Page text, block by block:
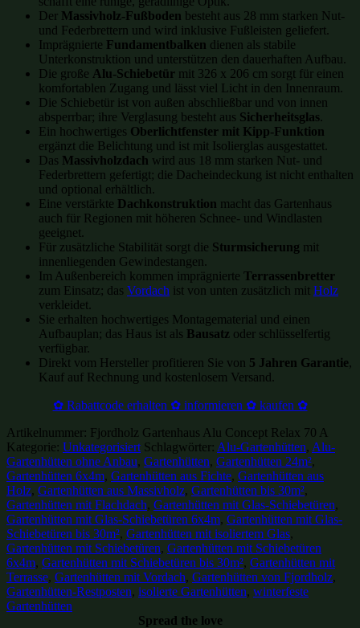
Der Massivholz-Fußboden besteht aus 28 mm starken Nut-
und Federbrettern und wird inklusive Fußleisten geliefert.
Imprägnierte Fundamentbalken dienen als stabile
Unterkonstruktion und unterstützen den dauerhaften Aufbau.
Die große Alu-Schiebetür mit 326 x 206 cm sorgt für einen
komfortablen Zugang und lässt viel Licht in den Innenraum.
Die Schiebetür ist von außen abschließbar und von innen
absperrbar; ihre Verglasung besteht aus Sicherheitsglas.
Ein hochwertiges Oberlichtfenster mit Kipp-Funktion
ergänzt die Belichtung und ist mit Isolierglas ausgestattet.
Das Massivholzdach wird aus 18 mm starken Nut- und
Federbrettern gefertigt; die Dacheindeckung ist nicht enthalten
und optional erhältlich.
Eine verstärkte Dachkonstruktion macht das Gartenhaus
auch für Regionen mit höheren Schnee- und Windlasten
geeignet.
Für zusätzliche Stabilität sorgt die Sturmsicherung mit
innenliegenden Gewindestangen.
Im Außenbereich kommen imprägnierte Terrassenbretter
zum Einsatz; das Vordach ist von unten zusätzlich mit Holz
verkleidet.
Sie erhalten hochwertiges Montagematerial und einen
Aufbauplan; das Haus ist als Bausatz oder schlüsselfertig
verfügbar.
Direkt vom Hersteller profitieren Sie von 5 Jahren Garantie,
Kauf auf Rechnung und kostenlosem Versand.
✿ Rabattcode erhalten ✿ informieren ✿ kaufen ✿
Artikelnummer: Fjordholz Gartenhaus Alu Concept Relax 70 A
Kategorie: Unkategorisiert Schlagwörter: Alu-Gartenhütten, Alu-
Gartenhütten ohne Anbau, Gartenhütten, Gartenhütten 24m²,
Gartenhütten 6x4m, Gartenhütten aus Fichte, Gartenhütten aus
Holz, Gartenhütten aus Massivholz, Gartenhütten bis 30m²,
Gartenhütten mit Flachdach, Gartenhütten mit Glas-Schiebetüren,
Gartenhütten mit Glas-Schiebetüren 6x4m, Gartenhütten mit Glas-
Schiebetüren bis 30m², Gartenhütten mit isoliertem Glas,
Gartenhütten mit Schiebetüren, Gartenhütten mit Schiebetüren
6x4m, Gartenhütten mit Schiebetüren bis 30m², Gartenhütten mit
Terrasse, Gartenhütten mit Vordach, Gartenhütten von Fjordholz,
Gartenhütten-Restposten, isolierte Gartenhütten, winterfeste
Gartenhütten
Spread the love